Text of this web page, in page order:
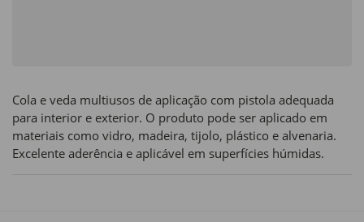
Cola e veda multiusos de aplicação com pistola adequada
para interior e exterior. O produto pode ser aplicado em
materiais como vidro, madeira, tijolo, plástico e alvenaria.
Excelente aderência e aplicável em superfícies húmidas.